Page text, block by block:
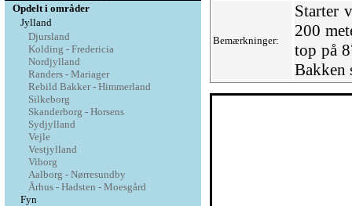
Opdelt i områder
Jylland
Djursland
Kolding - Fredericia
Nordjylland
Randers - Mariager
Rebild Bakker - Himmerland
Silkeborg
Skanderborg - Horsens
Sydjylland
Vejle
Vestjylland
Viborg
Aalborg - Nørresundby
Århus - Hadsten - Moesgård
Fyn
Bemærkninger:
Starter
200
top på
Bakken